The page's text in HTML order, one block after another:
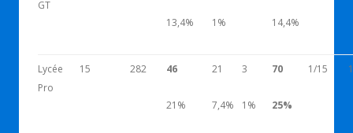
GT
13,4% 1% 14,4%
Lycée
Pro
15 282 46
21%
21
7,4%
3
1%
70
25%
1/15